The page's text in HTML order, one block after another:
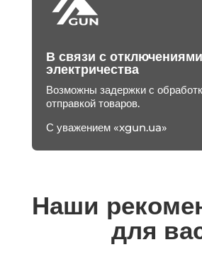
В связи с отключениями
электричества
Возможны задержки с
отправкой товаров.
С уважением «xgun.ua»
Наши
для